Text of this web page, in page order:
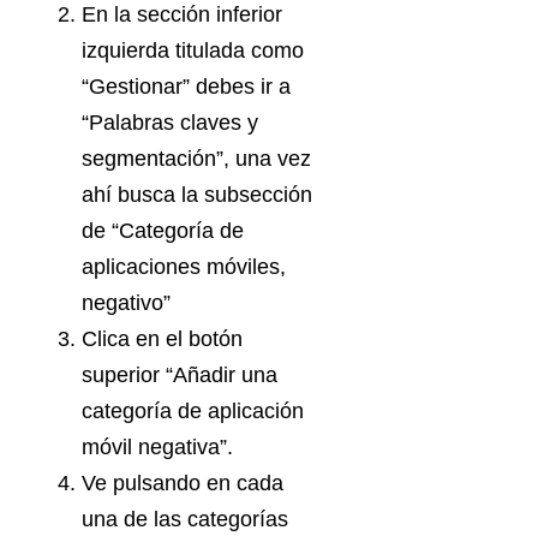
En la sección inferior
izquierda titulada como
“Gestionar” debes ir a
“Palabras claves y
segmentación”, una vez
ahí busca la subsección
de “Categoría de
aplicaciones móviles,
negativo”
Clica en el botón
superior “Añadir una
categoría de aplicación
móvil negativa”.
Ve pulsando en cada
una de las categorías